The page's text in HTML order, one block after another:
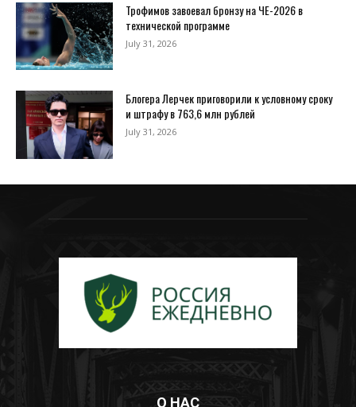
Трофимов завоевал бронзу на ЧЕ-2026 в
технической программе
July 31, 2026
Блогера Лерчек приговорили к условному сроку
и штрафу в 763,6 млн рублей
July 31, 2026
О НАС